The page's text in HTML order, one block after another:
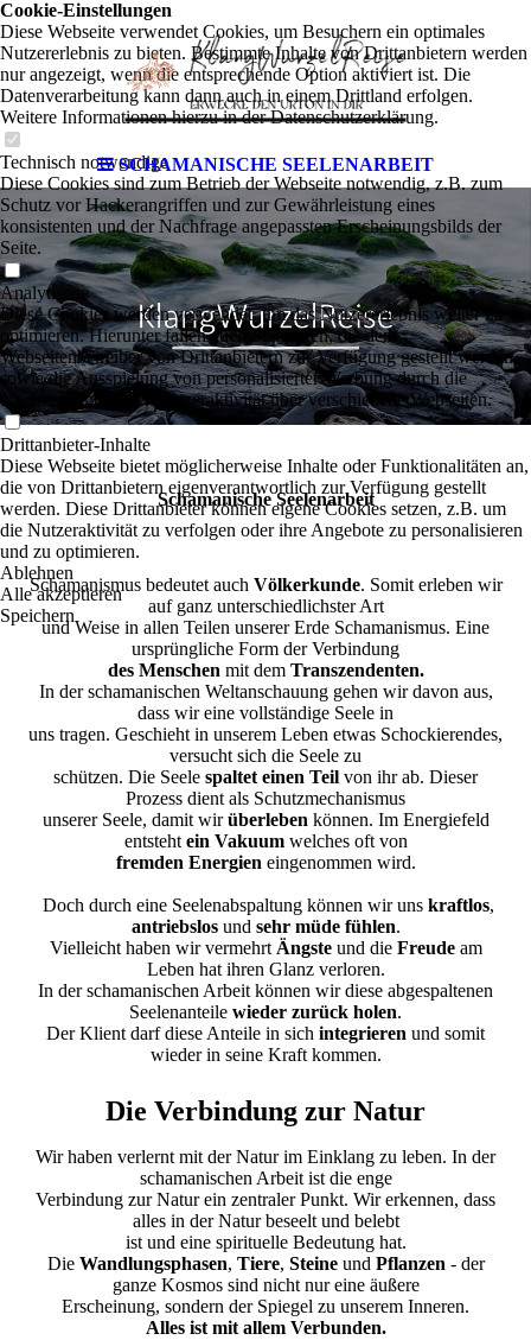
SCHAMANISCHE SEELENARBEIT
Ihr
Schamanische Seelenarbeit
Schamanismus bedeutet auch Völkerkunde. Somit erleben wir
auf ganz unterschiedlichster Art
und Weise in allen Teilen unserer Erde Schamanismus. Eine
ursprüngliche Form der Verbindung
des Menschen mit dem Transzendenten.
In der schamanischen Weltanschauung gehen wir davon aus,
dass wir eine vollständige Seele in
uns tragen. Geschieht in unserem Leben etwas Schockierendes,
versucht sich die Seele zu
schützen. Die Seele spaltet einen Teil von ihr ab. Dieser
Prozess dient als Schutzmechanismus
unserer Seele, damit wirüberleben können. Im Energiefeld
entsteht ein Vakuumwelches oft von
fremden Energien eingenommen wird.
Doch durch eine Seelenabspaltung können wir uns kraftlos,
antriebslosund sehr müde fühlen.
Vielleicht haben wir vermehrt Ängsteund dieFreudeam
Leben hat ihren Glanz verloren.
In der schamanischen Arbeit können wir diese abgespaltenen
Seelenanteile wieder zurück holen.
Der Klient darf diese Anteile in sich integrieren und somit
wieder in seine Kraft kommen.
Die Verbindung zur Natur
Wir haben verlernt mit der Natur im Einklang zu leben. In der
schamanischen Arbeit ist die enge
Verbindung zur Natur ein zentraler Punkt. Wir erkennen, dass
alles in der Natur beseelt und belebt
ist und eine spirituelle Bedeutung hat.
DieWandlungsphasen, Tiere, Steineund Pflanzen- der
ganze Kosmos sind nicht nur eine äußere
Erscheinung, sondern der Spiegel zu unserem Inneren.
Alles ist mit allem Verbunden.
Cookie-Einstellungen
Diese Webseite verwendet Cookies, um Besuchern ein optimales
Nutzererlebnis zu bieten. Bestimmte Inhalte von Drittanbietern werden
nur angezeigt, wenn die entsprechende Option aktiviert ist. Die
Datenverarbeitung kann dann auch in einem Drittland erfolgen.
Weitere Informationen hierzu in der Datenschutzerklärung.
Technisch notwendige
Diese Cookies sind zum Betrieb der Webseite notwendig, z.B. zum
Schutz vor Hackerangriffen und zur Gewährleistung eines
konsistenten und der Nachfrage angepassten Erscheinungsbilds der
Seite.
Analytische
Diese Cookies werden verwendet, um das Nutzererlebnis weiter zu
optimieren. Hierunter fallen auch Statistiken, die dem
Webseitenbetreiber von Drittanbietern zur Verfügung gestellt werden,
sowie die Ausspielung von personalisierter Werbung durch die
Nachverfolgung der Nutzeraktivität über verschiedene Webseiten.
Drittanbieter-Inhalte
Diese Webseite bietet möglicherweise Inhalte oder Funktionalitäten an,
die von Drittanbietern eigenverantwortlich zur Verfügung gestellt
werden. Diese Drittanbieter können eigene Cookies setzen, z.B. um
die Nutzeraktivität zu verfolgen oder ihre Angebote zu personalisieren
und zu optimieren.
Ablehnen
Alle akzeptieren
Speichern